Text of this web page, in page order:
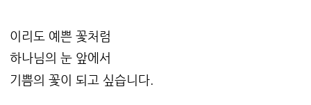
이리도 예쁜 꽃처럼
하나님의 눈 앞에서
기쁨의 꽃이 되고 싶습니다.